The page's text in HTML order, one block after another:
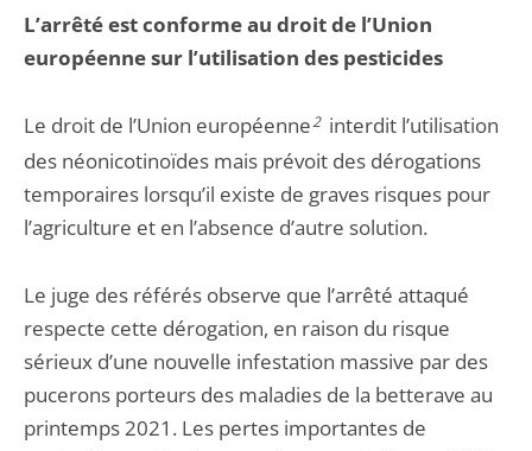
L’arrêté est conforme au droit de l’Union
européenne sur l’utilisation des pesticides
Le droit de l’Union européenne2interdit l’utilisation
des néonicotinoïdes mais prévoit des dérogations
temporaires lorsqu’il existe de graves risques pour
l’agriculture et en l’absence d’autre solution.
Le juge des référés observe que l’arrêté attaqué
respecte cette dérogation, en raison du risque
sérieux d’une nouvelle infestation massive par des
pucerons porteurs des maladies de la betterave au
printemps 2021. Les pertes importantes de